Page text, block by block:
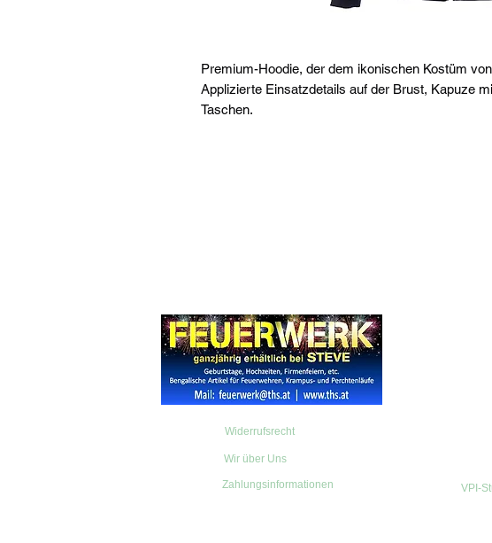
Premium-Hoodie, der dem ikonischen Kostüm
Applizierte Einsatzdetails auf der Brust, Kapuze
Taschen.
Widerrufsrecht
Wir über Uns
Zahlungsinformationen VPI-